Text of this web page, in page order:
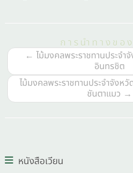
การนำทางขอ
← ไม้มงคลพระราชทานประจำ
อินทรชิต
ไม้มงคลพระราชทานประจำจังหวั
ชันตาแมว →
หนังสือเวียน